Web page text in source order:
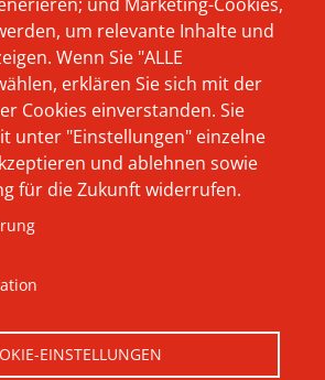
um relevante Inhalte und
Wenn Sie "ALLE
erklären Sie sich mit der
Cookies einverstanden. Sie
unter "Einstellungen" einzelne
und ablehnen sowie
für die Zukunft widerrufen.
EINSTELLUNGEN
Hausmann Wynen
verbirgt, und warum
wir als Softwarehaus
von und für Elektro-
und
Haustechnikbetriebe
Antworten.